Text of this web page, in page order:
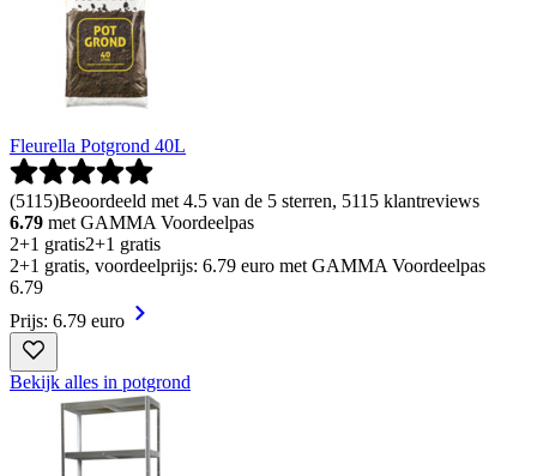
Fleurella Potgrond 40L
(5115)Beoordeeld met 4.5 van de 5 sterren, 5115 klantreviews
6.79 met GAMMA Voordeelpas
2+1 gratis2+1 gratis
2+1 gratis, voordeelprijs: 6.79 euro met GAMMA Voordeelpas
6.79
Prijs: 6.79 euro
Bekijk alles in potgrond